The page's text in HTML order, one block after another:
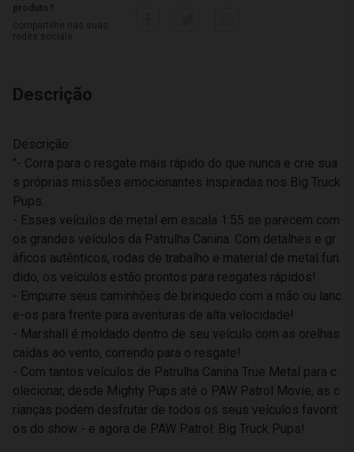
Descrição
Descrição:
"- Corra para o resgate mais rápido do que nunca e crie sua
s próprias missões emocionantes inspiradas nos Big Truck
Pups.
- Esses veículos de metal em escala 1:55 se parecem com
os grandes veículos da Patrulha Canina. Com detalhes e gr
áficos autênticos, rodas de trabalho e material de metal fun
dido, os veículos estão prontos para resgates rápidos!
- Empurre seus caminhões de brinquedo com a mão ou lanc
e-os para frente para aventuras de alta velocidade!
- Marshall é moldado dentro de seu veículo com as orelhas
caídas ao vento, correndo para o resgate!
- Com tantos veículos de Patrulha Canina True Metal para c
olecionar, desde Mighty Pups até o PAW Patrol Movie, as c
rianças podem desfrutar de todos os seus veículos favorit
os do show - e agora de PAW Patrol: Big Truck Pups!